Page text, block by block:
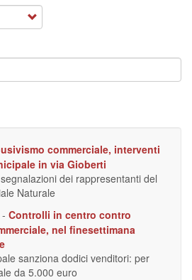
commerciale, interventi
in via Gioberti
dei rappresentanti del
Naturale
- Controlli in centro contro
nel finesettimana
sanziona dodici venditori: per
da 5.000 euro